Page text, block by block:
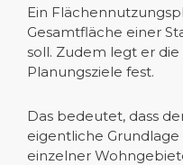
Ein
Gesamtfläche einer
soll. Zudem legt er
Planungsziele fest.
Das bedeutet, dass
eigentliche
einzelner